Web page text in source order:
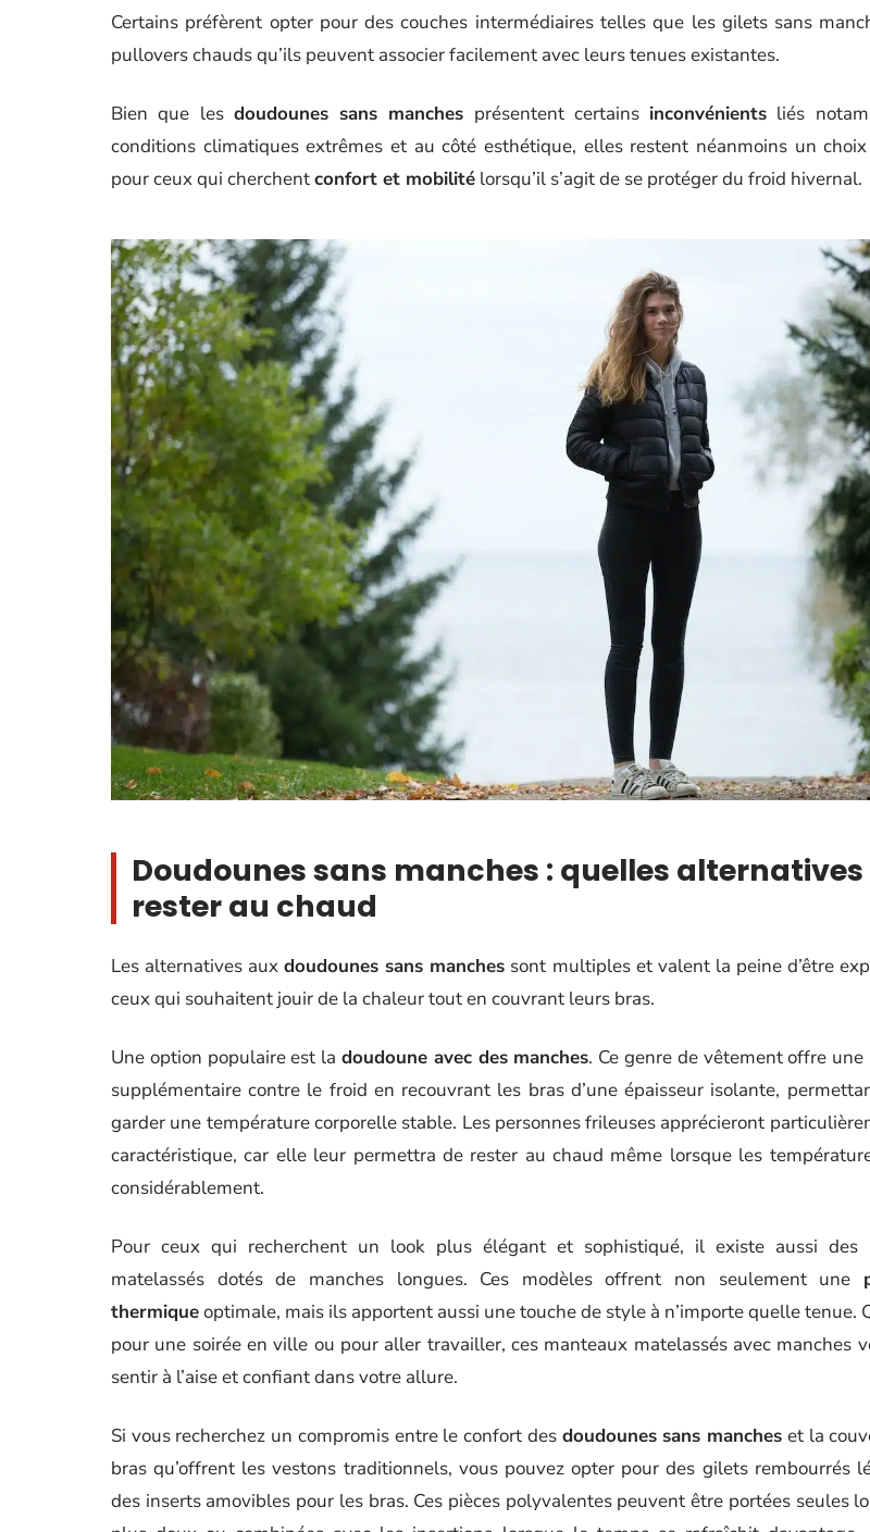
Certains préfèrent opter pour des couches intermédiaires telles que les gilets sans
pullovers chauds qu’ils peuvent associer facilement avec leurs tenues existantes.
Bien que les doudounes sans manches présentent certains inconvénients liés
conditions climatiques extrêmes et au côté esthétique, elles restent néanmoins un
pour ceux qui cherchentconfort et mobilité lorsqu’il s’agit de se protéger du froid hivernal.
Doudounes sans manches : quelles
rester au chaud
Les alternatives auxdoudounes sans manches sont multiples et valent la peine d’être
ceux qui souhaitent jouir de la chaleur tout en couvrant leurs bras.
Une option populaire est la doudoune avec des manches. Ce genre de vêtement offre
supplémentaire contre le froid en recouvrant les bras d’une épaisseur isolante,
garder une température corporelle stable. Les personnes frileuses apprécieront
caractéristique, car elle leur permettra de rester au chaud même lorsque les
considérablement.
Pour ceux qui recherchent un look plus élégant et sophistiqué, il existe aussi des
matelassés dotés de manches longues. Ces modèles offrent non seulement une
thermiqueoptimale, mais ils apportent aussi une touche de style à n’importe quelle tenue.
pour une soirée en ville ou pour aller travailler, ces manteaux matelassés avec manches
sentir à l’aise et confiant dans votre allure.
Si vous recherchez un compromis entre le confort des doudounes sans manches et la
bras qu’offrent les vestons traditionnels, vous pouvez opter pour des gilets rembourrés
des inserts amovibles pour les bras. Ces pièces polyvalentes peuvent être portées seules